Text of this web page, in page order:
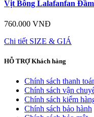
Vịt Bông Lalafanfan
760.000 VNĐ
Chi tiết SIZE & GIÁ
HỖ TRỢKhách hàng
Chính sách thanh
Chính sách vận
Chính sách kiểm
Chính sách bảo hành